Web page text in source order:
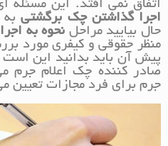
اتفاق نمی افتد. این مسئله
اجرا گذاشتن چک برگشتیبه
حال بیایید مراحل نحوه به
منظر حقوقی و کیفری مورد
پیش آن باید بدانید این است
صادر کننده چک اعلام
جرم برای فرد مجازات تعیین